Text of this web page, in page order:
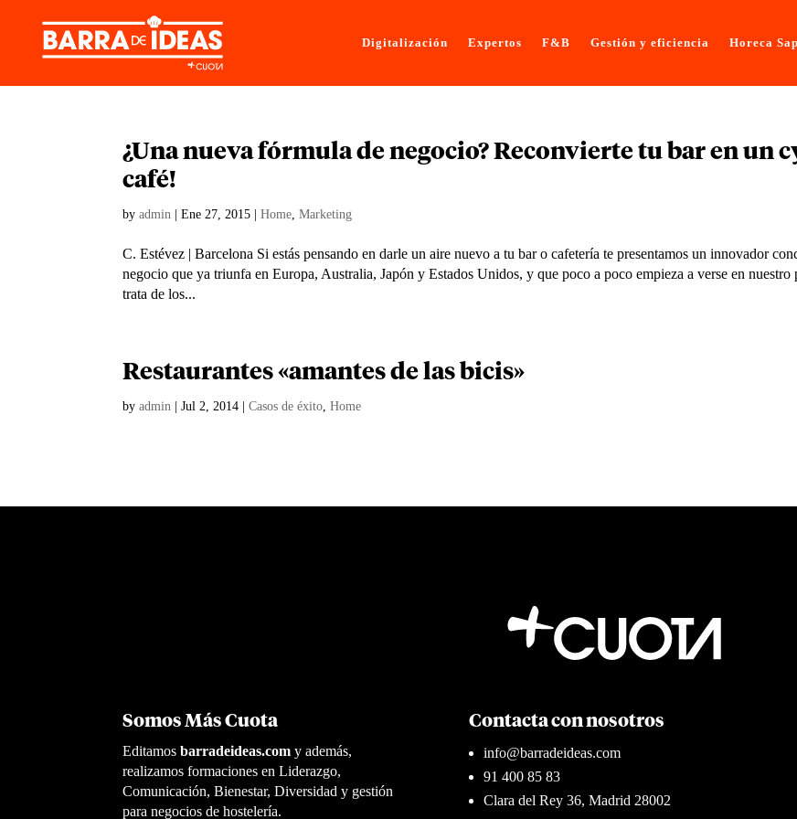
Digitalización Expertos F&B Gestión y eficiencia Horeca
¿Una nueva fórmula de negocio? Reconvierte tu bar en un
café!
byadmin |Ene 27, 2015 |Home,Marketing
C. Estévez | Barcelona Si estás pensando en darle un aire nuevo a tu bar o cafetería te presentamos un innovador
negocio que ya triunfa en Europa, Australia, Japón y Estados Unidos, y que poco a poco empieza a verse en nuestro
trata de los...
Restaurantes «amantes de las bicis»
byadmin |Jul 2, 2014 |Casos de éxito,Home
Somos Más Cuota
Editamos barradeideas.comy además,
realizamos formaciones en Liderazgo,
Comunicación, Bienestar, Diversidad y gestión
para negocios de hostelería.
Contacta con nosotros
info@barradeideas.com
91 400 85 83
Clara del Rey 36, Madrid 28002